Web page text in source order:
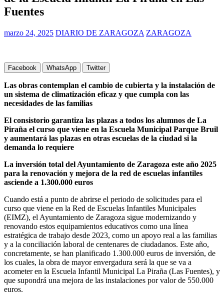
Fuentes
marzo 24, 2025 DIARIO DE ZARAGOZA ZARAGOZA
Facebook WhatsApp Twitter
Las obras contemplan el cambio de cubierta y la instalación de
un sistema de climatización eficaz y que cumpla con las
necesidades de las familias
El consistorio garantiza las plazas a todos los alumnos de La
Piraña el curso que viene en la Escuela Municipal Parque Bruil
y aumentará las plazas en otras escuelas de la ciudad si la
demanda lo requiere
La inversión total del Ayuntamiento de Zaragoza este año 2025
para la renovación y mejora de la red de escuelas infantiles
asciende a 1.300.000 euros
Cuando está a punto de abrirse el periodo de solicitudes para el
curso que viene en la Red de Escuelas Infantiles Municipales
(EIMZ), el Ayuntamiento de Zaragoza sigue modernizando y
renovando estos equipamientos educativos como una línea
estratégica de trabajo desde 2023, como un apoyo real a las familias
y a la conciliación laboral de centenares de ciudadanos. Este año,
concretamente, se han planificado 1.300.000 euros de inversión, de
los cuales, la obra de mayor envergadura será la que se va a
acometer en la Escuela Infantil Municipal La Piraña (Las Fuentes), y
que supondrá una mejora de las instalaciones por valor de 550.000
euros.